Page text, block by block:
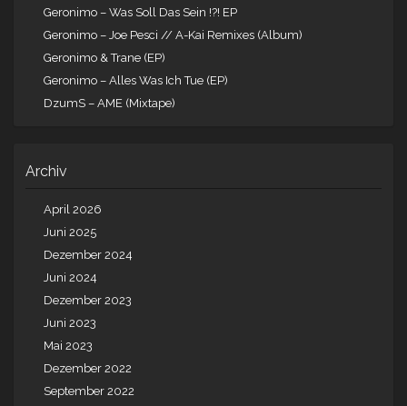
Geronimo – Was Soll Das Sein !?! EP
Geronimo – Joe Pesci // A-Kai Remixes (Album)
Geronimo & Trane (EP)
Geronimo – Alles Was Ich Tue (EP)
DzumS – AME (Mixtape)
Archiv
April 2026
Juni 2025
Dezember 2024
Juni 2024
Dezember 2023
Juni 2023
Mai 2023
Dezember 2022
September 2022